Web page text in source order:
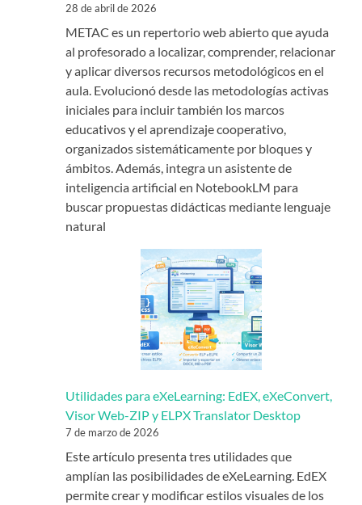
28 de abril de 2026
METAC es un repertorio web abierto que ayuda
al profesorado a localizar, comprender, relacionar
y aplicar diversos recursos metodológicos en el
aula. Evolucionó desde las metodologías activas
iniciales para incluir también los marcos
educativos y el aprendizaje cooperativo,
organizados sistemáticamente por bloques y
ámbitos. Además, integra un asistente de
inteligencia artificial en NotebookLM para
buscar propuestas didácticas mediante lenguaje
natural
Utilidades para eXeLearning: EdEX, eXeConvert,
Visor Web-ZIP y ELPX Translator Desktop
7 de marzo de 2026
Este artículo presenta tres utilidades que
amplían las posibilidades de eXeLearning. EdEX
permite crear y modificar estilos visuales de los